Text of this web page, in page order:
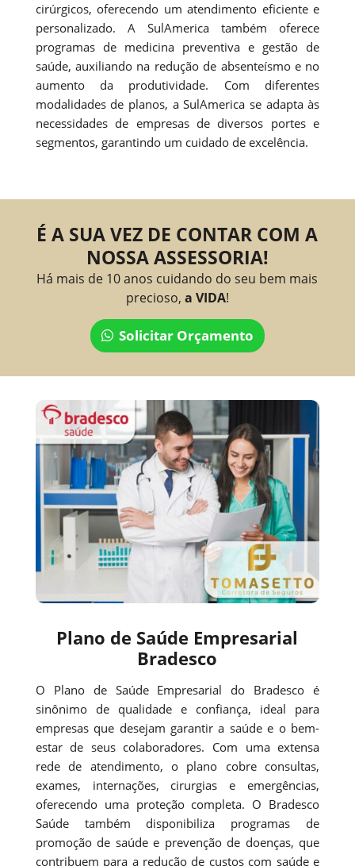
cirúrgicos, oferecendo um atendimento eficiente e
personalizado. A SulAmerica também oferece
programas de medicina preventiva e gestão de
saúde, auxiliando na redução de absenteísmo e no
aumento da produtividade. Com diferentes
modalidades de planos, a SulAmerica se adapta às
necessidades de empresas de diversos portes e
segmentos, garantindo um cuidado de excelência.
É A SUA VEZ DE CONTAR COM A
NOSSA ASSESSORIA!
Há mais de 10 anos cuidando do seu bem mais
precioso, a VIDA!
Solicitar Orçamento
Plano de Saúde Empresarial
Bradesco
O Plano de Saúde Empresarial do Bradesco é
sinônimo de qualidade e confiança, ideal para
empresas que desejam garantir a saúde e o bem-
estar de seus colaboradores. Com uma extensa
rede de atendimento, o plano cobre consultas,
exames, internações, cirurgias e emergências,
oferecendo uma proteção completa. O Bradesco
Saúde também disponibiliza programas de
promoção de saúde e prevenção de doenças, que
contribuem para a redução de custos com saúde e